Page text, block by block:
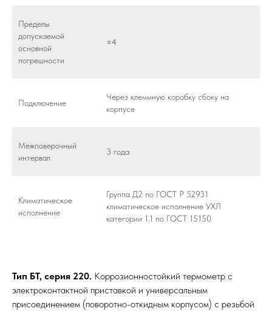
Пределы
допускаемой
основной
погрешности
±4
Подключение
Через клеммную коробку сбоку на
корпусе
Межповерочный
интервал
3 года
Климатическое
исполнение
Группа Д2 по ГОСТ Р 52931
климатическое исполнение УХЛ
категории 1.1 по ГОСТ 15150
Тип БТ, серия 220. Коррозионностойкий термометр с
электроконтактной приставкой и универсальным
присоединением (поворотно-откидным корпусом) с резьбой